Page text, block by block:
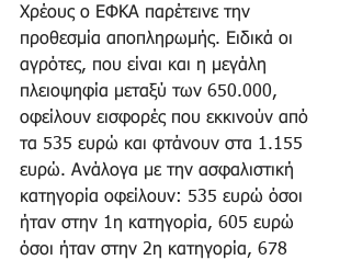
Χρέους ο ΕΦΚΑ παρέτεινε την
προθεσμία αποπληρωμής. Ειδικά οι
αγρότες, που είναι και η μεγάλη
πλειοψηφία μεταξύ των 650.000,
οφείλουν εισφορές που εκκινούν από
τα 535 ευρώ και φτάνουν στα 1.155
ευρώ. Ανάλογα με την ασφαλιστική
κατηγορία οφείλουν: 535 ευρώ όσοι
ήταν στην 1η κατηγορία, 605 ευρώ
όσοι ήταν στην 2η κατηγορία, 678